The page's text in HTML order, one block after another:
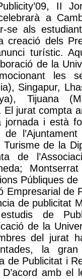
II
a
se als
dels
turístic.
de la
les
Singapur,
Tijuana
El jurat compta
jornada i està
de la
de
Públiques
Empresarial de
de publicitat
de
de la
del jurat
la gran
de Publicitat i
amb el